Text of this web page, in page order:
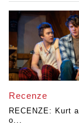
Recenze
RECENZE: Kurt
o...